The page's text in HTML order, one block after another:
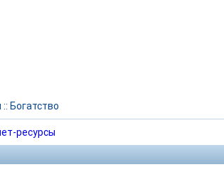
:: Богатство
ресурсы